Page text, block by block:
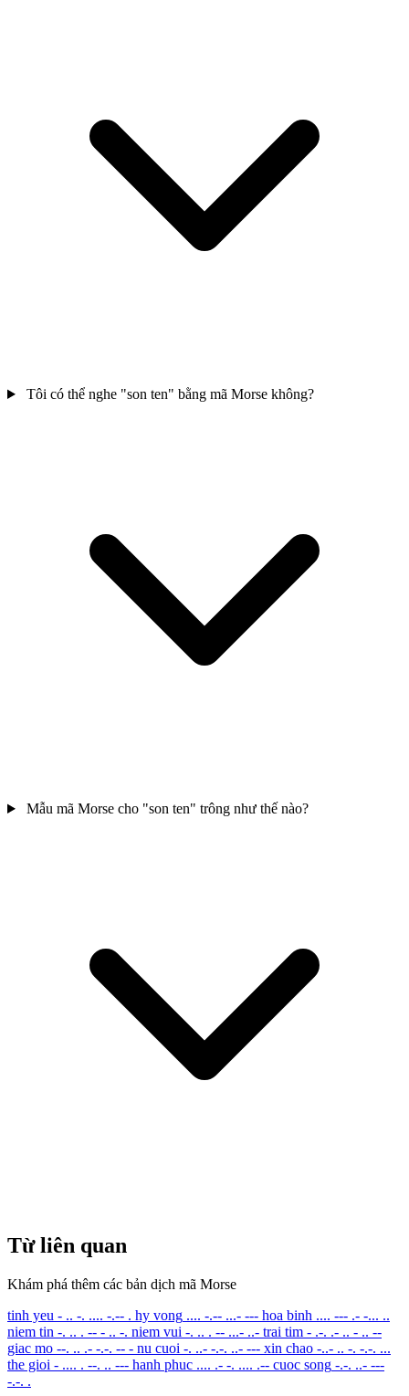
Tôi có thể nghe "son ten" bằng mã Morse không?
Mẫu mã Morse cho "son ten" trông như thế nào?
Từ liên quan
Khám phá thêm các bản dịch mã Morse
tinh yeu - .. -. .... -.-- . hy vong .... -.-- ...- --- hoa binh .... --- .- -... ..
niem tin -. .. . -- - .. -. niem vui -. .. . -- ...- ..- trai tim - .-. .- .. - .. --
giac mo --. .. .- -.-. -- - nu cuoi -. ..- -.-. ..- --- xin chao -..- .. -. -.-. ...
the gioi - .... . --. .. --- hanh phuc .... .- -. .... .-- cuoc song -.-. ..- ---
-.-. .